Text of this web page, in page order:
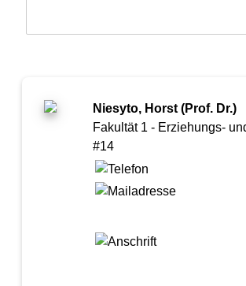
Niesyto, Horst (Prof. Dr.)
Fakultät 1 - Erziehungs-
#14